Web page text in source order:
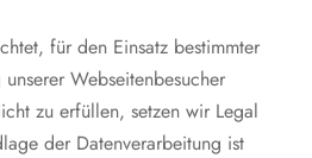
für den Einsatz bestimmter
Webseitenbesucher
zu erfüllen, setzen wir Legal
der Datenverarbeitung ist